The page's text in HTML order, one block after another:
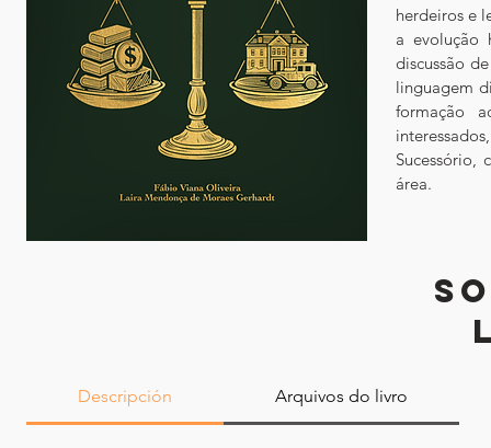
herdeiros e
a evolução
discussão
linguagem
formação
Sucessório,
área.
Descripción Arquivos do livro